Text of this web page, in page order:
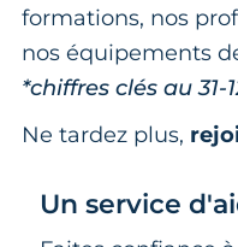
formations, nos
nos équipements
*chiffres clés au 31-
Ne tardez plus,
Un service